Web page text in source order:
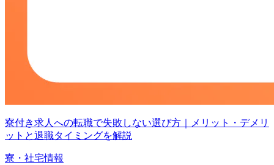
寮付き求人への転職で失敗しない選び方｜メリット・デメリ
ットと退職タイミングを解説
寮・社宅情報